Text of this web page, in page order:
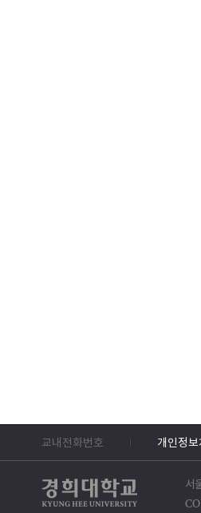
교내전화번호 개인정
서